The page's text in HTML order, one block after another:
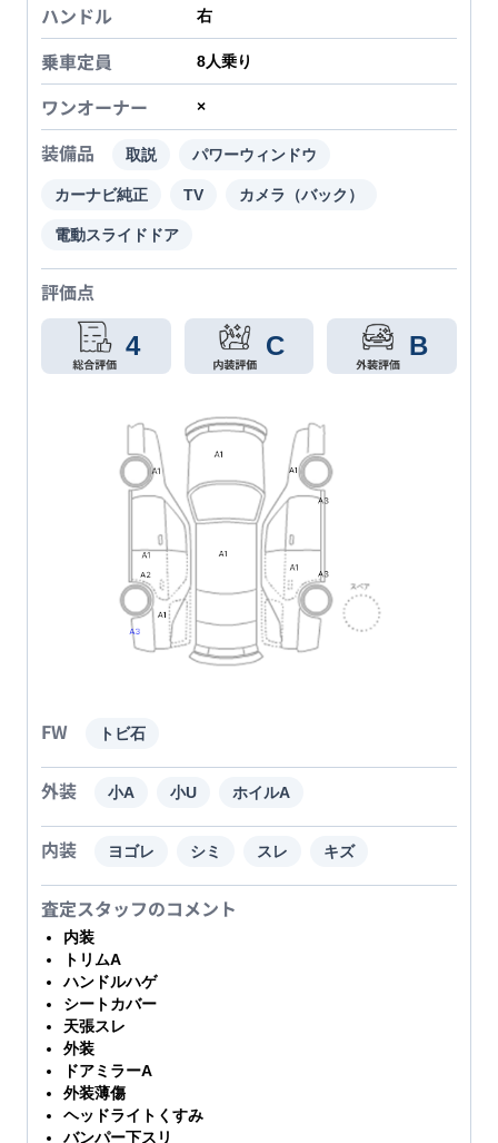
ハンドル 右
乗車定員 8人乗り
ワンオーナー ×
装備品 取説 パワーウィンドウ
カーナビ純正 TV カメラ（バック）
電動スライドドア
評価点
4 C B
FW トビ石
外装 小A 小U ホイルA
内装 ヨゴレ シミ スレ キズ
査定スタッフのコメント
内装
トリムA
ハンドルハゲ
シートカバー
天張スレ
外装
ドアミラーA
外装薄傷
ヘッドライトくすみ
バンパー下スリ